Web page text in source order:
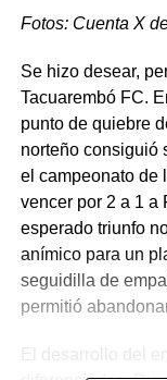
Fotos: Cuenta X
Se hizo desear,
Tacuarembó FC.
punto de quiebre
norteño consiguió
el campeonato de
vencer por 2 a 1 a
esperado triunfo
anímico para un
seguidilla de
permitió
El desarrollo del